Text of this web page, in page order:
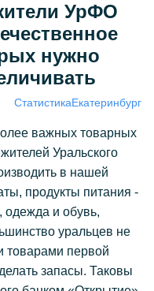
УрФО
нужно
СтатистикаЕкатеринбург
важных товарных
Уральского
в нашей
продукты питания -
одежда и обувь,
уральцев не
товарами первой
запасы. Таковы